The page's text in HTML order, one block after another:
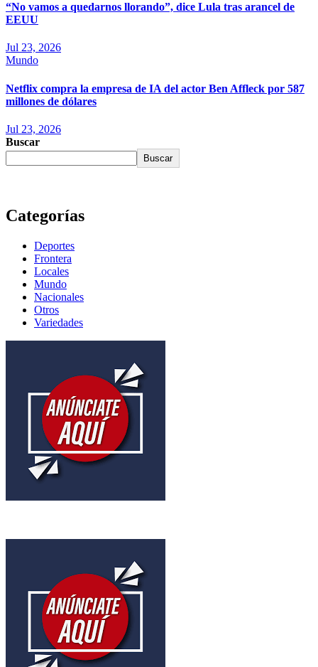
“No vamos a quedarnos llorando”, dice Lula tras arancel de
EEUU
Jul 23, 2026
Mundo
Netflix compra la empresa de IA del actor Ben Affleck por 587
millones de dólares
Jul 23, 2026
Buscar
Buscar
Categorías
Deportes
Frontera
Locales
Mundo
Nacionales
Otros
Variedades